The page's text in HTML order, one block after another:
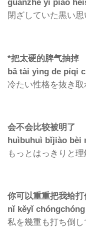
guānzhe yī piào
閉ざしていた黒い
*把太硬的脾气抽掉
bǎ tài yìng de píqi
冷たい性格を抜き取
会不会比较被明了
huìbuhuì bǐjiào bèi
もっとはっきりと
你可以重重把我给打
nǐ kěyǐ
私を幾重も打ち倒